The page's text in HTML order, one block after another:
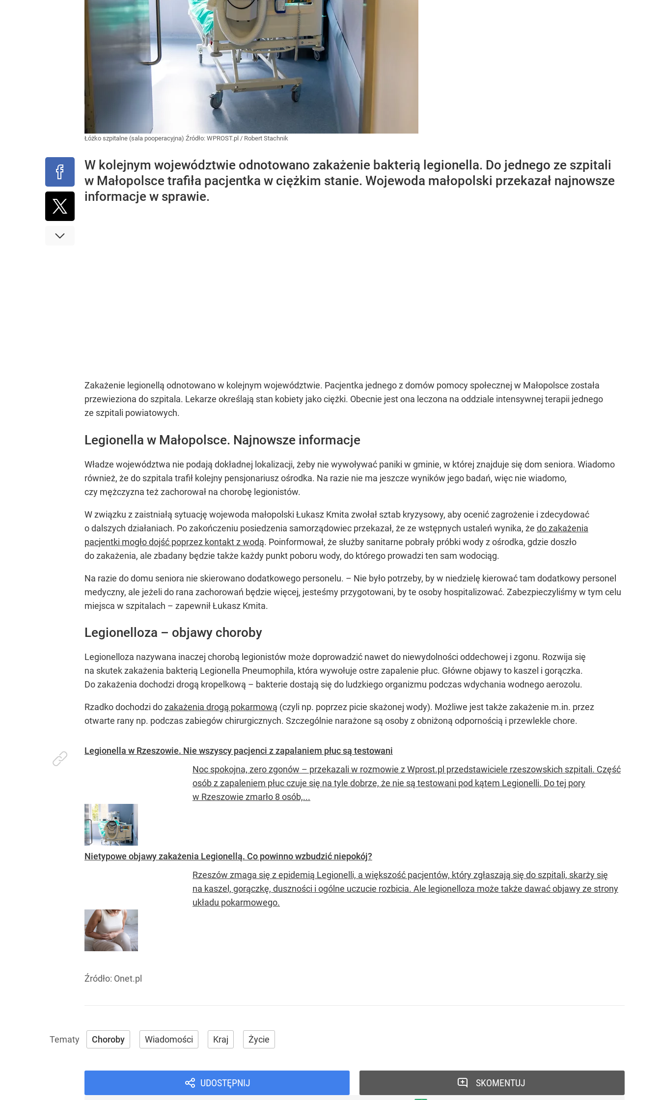
Łóżko szpitalne (sala pooperacyjna) Źródło: WPROST.pl / Robert Stachnik
W kolejnym województwie odnotowano zakażenie bakterią legionella. Do jednego ze szpitali
w Małopolsce trafiła pacjentka w ciężkim stanie. Wojewoda małopolski przekazał najnowsze
informacje w sprawie.
Zakażenie legionellą odnotowano w kolejnym województwie. Pacjentka jednego z domów pomocy społecznej w Małopolsce została
przewieziona do szpitala. Lekarze określają stan kobiety jako ciężki. Obecnie jest ona leczona na oddziale intensywnej terapii jednego
ze szpitali powiatowych.
Legionella w Małopolsce. Najnowsze informacje
Władze województwa nie podają dokładnej lokalizacji, żeby nie wywoływać paniki w gminie, w której znajduje się dom seniora. Wiadomo
również, że do szpitala trafił kolejny pensjonariusz ośrodka. Na razie nie ma jeszcze wyników jego badań, więc nie wiadomo,
czy mężczyzna też zachorował na chorobę legionistów.
W związku z zaistniałą sytuację wojewoda małopolski Łukasz Kmita zwołał sztab kryzysowy, aby ocenić zagrożenie i zdecydować
o dalszych działaniach. Po zakończeniu posiedzenia samorządowiec przekazał, że ze wstępnych ustaleń wynika, że do zakażenia
pacjentki mogło dojść poprzez kontakt z wodą. Poinformował, że służby sanitarne pobrały próbki wody z ośrodka, gdzie doszło
do zakażenia, ale zbadany będzie także każdy punkt poboru wody, do którego prowadzi ten sam wodociąg.
Na razie do domu seniora nie skierowano dodatkowego personelu. – Nie było potrzeby, by w niedzielę kierować tam dodatkowy personel
medyczny, ale jeżeli do rana zachorowań będzie więcej, jesteśmy przygotowani, by te osoby hospitalizować. Zabezpieczyliśmy w tym celu
miejsca w szpitalach – zapewnił Łukasz Kmita.
Legionelloza – objawy choroby
Legionelloza nazywana inaczej chorobą legionistów może doprowadzić nawet do niewydolności oddechowej i zgonu. Rozwija się
na skutek zakażenia bakterią Legionella Pneumophila, która wywołuje ostre zapalenie płuc. Główne objawy to kaszel i gorączka.
Do zakażenia dochodzi drogą kropelkową – bakterie dostają się do ludzkiego organizmu podczas wdychania wodnego aerozolu.
Rzadko dochodzi dozakażenia drogą pokarmową (czyli np. poprzez picie skażonej wody). Możliwe jest także zakażenie m.in. przez
otwarte rany np. podczas zabiegów chirurgicznych. Szczególnie narażone są osoby z obniżoną odpornością i przewlekle chore.
Legionella w Rzeszowie. Nie wszyscy pacjenci z zapalaniem płuc są testowani
Noc spokojna, zero zgonów – przekazali w rozmowie z Wprost.pl przedstawiciele rzeszowskich szpitali. Część
osób z zapaleniem płuc czuje się na tyle dobrze, że nie są testowani pod kątem Legionelli. Do tej pory
w Rzeszowie zmarło 8 osób,...
Nietypowe objawy zakażenia Legionellą. Co powinno wzbudzić niepokój?
Rzeszów zmaga się z epidemią Legionelli, a większość pacjentów, który zgłaszają się do szpitali, skarży się
na kaszel, gorączkę, duszności i ogólne uczucie rozbicia. Ale legionelloza może także dawać objawy ze strony
układu pokarmowego.
Źródło: Onet.pl
Choroby Wiadomości Kraj Życie
UDOSTĘPNIJ SKOMENTUJ